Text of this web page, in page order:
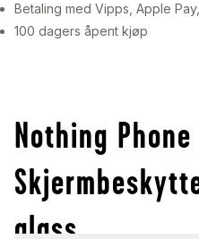
Betaling med Vipps, Apple
100 dagers åpent kjøp
Nothing Phone
glass